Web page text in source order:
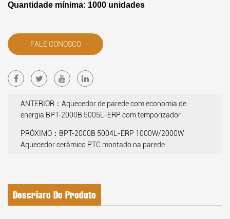
Quantidade mínima: 1000 unidades
FALE CONOSCO
ANTERIOR：Aquecedor de parede com economia de
energia BPT-2000B 5005L-ERP com temporizador
PRÓXIMO：BPT-2000B 5004L-ERP 1000W/2000W
Aquecedor cerâmico PTC montado na parede
Descrição Do Produto